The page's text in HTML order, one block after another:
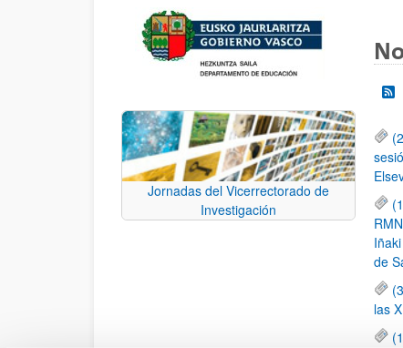
Jornadas del Vicerrectorado de
Investigación
de
las